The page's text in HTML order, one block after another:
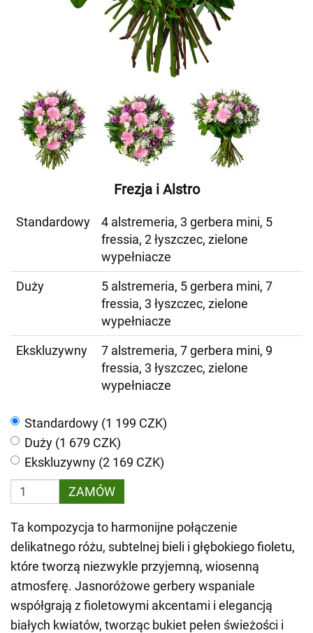
Frezja i Alstro
Standardowy
4 alstremeria, 3 gerbera mini, 5
fressia, 2 łyszczec, zielone
wypełniacze
Duży
5 alstremeria, 5 gerbera mini, 7
fressia, 3 łyszczec, zielone
wypełniacze
Ekskluzywny
7 alstremeria, 7 gerbera mini, 9
fressia, 3 łyszczec, zielone
wypełniacze
Standardowy (1 199 CZK)
Duży (1 679 CZK)
Ekskluzywny (2 169 CZK)
ZAMÓW
Ta kompozycja to harmonijne połączenie
delikatnego różu, subtelnej bieli i głębokiego fioletu,
które tworzą niezwykle przyjemną, wiosenną
atmosferę. Jasnoróżowe gerbery wspaniale
współgrają z fioletowymi akcentami i elegancją
białych kwiatów, tworząc bukiet pełen świeżości i